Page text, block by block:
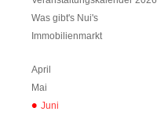
Was gibt's Nui's
Immobilienmarkt
April
Mai
Juni